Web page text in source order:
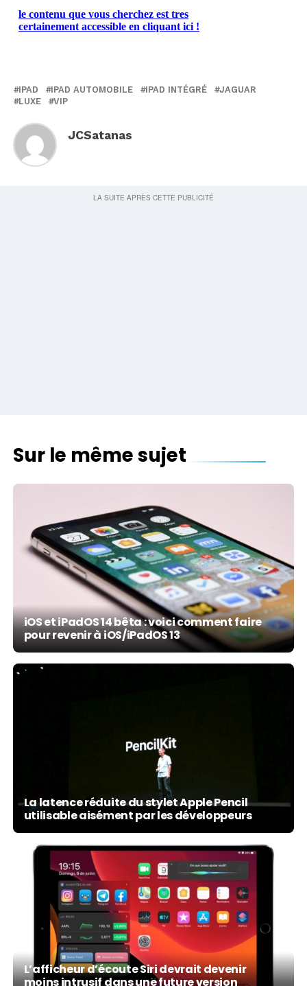
IPAD IPAD AUTOMOBILE IPAD INTÉGRÉ
JAGUAR
LUXE
VIP
JCSatanas
Sur le même sujet
iOS et iPadOS 14 bêta : voici comment faire
pour revenir à iOS/iPadOS 13
La latence réduite du stylet Apple Pencil
utilisable aisément par les développeurs
L’afficheur d’écoute Siri devrait devenir
moins intrusif dans une future version